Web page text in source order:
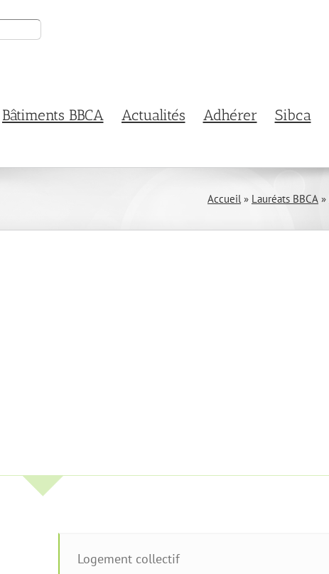
Bâtiments BBCA Actualités Adhérer Sibca
Accueil » Lauréats BBCA »
Logement collectif